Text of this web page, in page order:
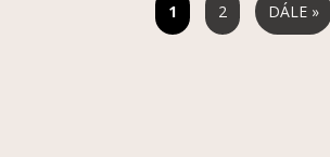
2 DÁLE »